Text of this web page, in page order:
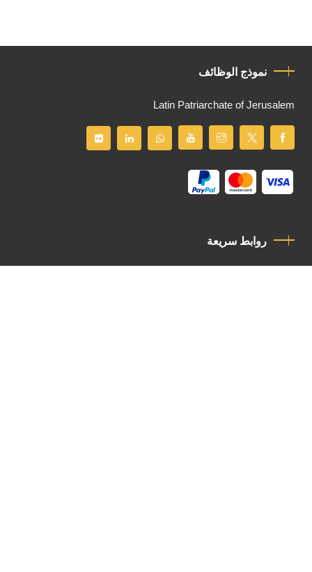
نموذج الوظائف
Latin Patriarchate of Jerusalem
روابط سريعة